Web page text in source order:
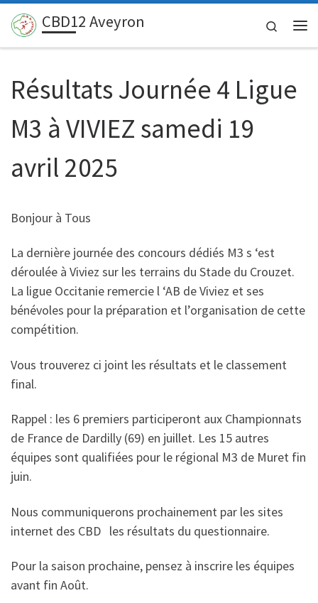
Passer au contenu
CBD12 Aveyron
Search
Résultats Journée 4 Ligue
M3 à VIVIEZ samedi 19
avril 2025
Bonjour à Tous
La dernière journée des concours dédiés M3 s ‘est
déroulée à Viviez sur les terrains du Stade du Crouzet.
La ligue Occitanie remercie l ‘AB de Viviez et ses
bénévoles pour la préparation et l’organisation de cette
compétition.
Vous trouverez ci joint les résultats et le classement
final.
Rappel : les 6 premiers participeront aux Championnats
de France de Dardilly (69) en juillet. Les 15 autres
équipes sont qualifiées pour le régional M3 de Muret fin
juin.
Nous communiquerons prochainement par les sites
internet des CBD les résultats du questionnaire.
Pour la saison prochaine, pensez à inscrire les équipes
avant fin Août.